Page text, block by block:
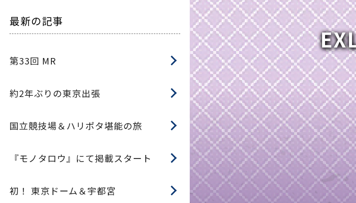
最新の記事
第33回 MR
約2年ぶりの東京出張
国立競技場＆ハリポタ堪能の旅
『モノタロウ』にて掲載スタート
初！ 東京ドーム＆宇都宮